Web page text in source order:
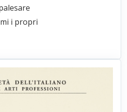
i propri